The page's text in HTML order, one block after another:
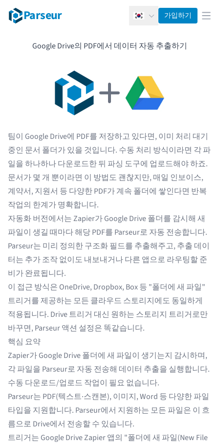
Parseur 한국어가입하기 메
Google Drive의 PDF에서 데이터 자동 추출하기
팀이 Google Drive에 PDF를 저장하고 있다면, 이미 처리 대기
중인 문서 폴더가 있을 것입니다. 수동 처리 방식이라면 각 파
일을 하나하나 다운로드한 뒤 파싱 도구에 업로드해야 하죠.
문서가 몇 개 뿐이라면 이 방법도 괜찮지만, 매일 인보이스,
계약서, 지원서 등 다양한 PDF가 계속 폴더에 쌓인다면 반복
작업의 한계가 명확합니다.
자동화 버전에서는 Zapier가 Google Drive 폴더를 감시해 새
파일이 생길 때마다 해당 PDF를 Parseur로 자동 전송합니다.
Parseur는 미리 정의한 구조화 필드를 추출해주고, 추출 데이
터는 추가 조작 없이도 내보내거나 다른 앱으로 라우팅할 준
비가 완료됩니다.
이 접근 방식은 OneDrive, Dropbox, Box 등 "폴더에 새 파일"
트리거를 제공하는 모든 클라우드 스토리지에도 동일하게
적용됩니다. Drive 트리거 대신 원하는 스토리지 트리거로만
바꾸면, Parseur 액션 설정은 똑같습니다.
핵심 요약
Zapier가 Google Drive 폴더에 새 파일이 생기는지 감시하며,
각 파일을 Parseur로 자동 전송해 데이터 추출을 실행합니다.
수동 다운로드/업로드 작업이 필요 없습니다.
Parseur는 PDF(텍스트·스캔본), 이미지, Word 등 다양한 파일
타입을 지원합니다. Parseur에서 지원하는 모든 파일은 이 흐
름으로 Drive에서 전송할 수 있습니다.
트리거는 Google Drive Zapier 앱의 "폴더에 새 파일(New File